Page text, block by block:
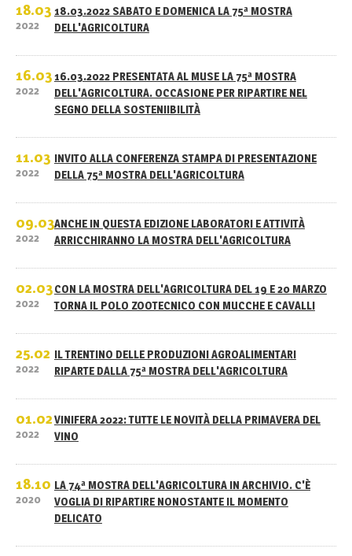
18.03
2022
18.03.2022 SABATO E DOMENICA LA 75ª MOSTRA
DELL'AGRICOLTURA
16.03
2022
16.03.2022 PRESENTATA AL MUSE LA 75ª MOSTRA
DELL'AGRICOLTURA. OCCASIONE PER RIPARTIRE NEL
SEGNO DELLA SOSTENIIBILITÀ
11.03
2022
INVITO ALLA CONFERENZA STAMPA DI PRESENTAZIONE
DELLA 75ª MOSTRA DELL'AGRICOLTURA
09.03
2022
ANCHE IN QUESTA EDIZIONE LABORATORI E ATTIVITÀ
ARRICCHIRANNO LA MOSTRA DELL'AGRICOLTURA
02.03
2022
CON LA MOSTRA DELL'AGRICOLTURA DEL 19 E 20 MARZO
TORNA IL POLO ZOOTECNICO CON MUCCHE E CAVALLI
25.02
2022
IL TRENTINO DELLE PRODUZIONI AGROALIMENTARI
RIPARTE DALLA 75ª MOSTRA DELL'AGRICOLTURA
01.02
2022
VINIFERA 2022: TUTTE LE NOVITÀ DELLA PRIMAVERA DEL
VINO
18.10
2020
LA 74ª MOSTRA DELL'AGRICOLTURA IN ARCHIVIO. C'È
VOGLIA DI RIPARTIRE NONOSTANTE IL MOMENTO
DELICATO